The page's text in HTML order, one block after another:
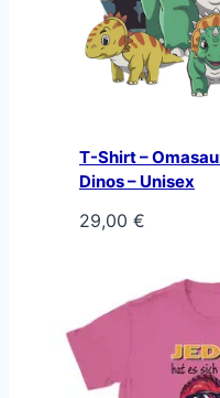
T-Shirt –
Dinos – Unisex
29,00 €